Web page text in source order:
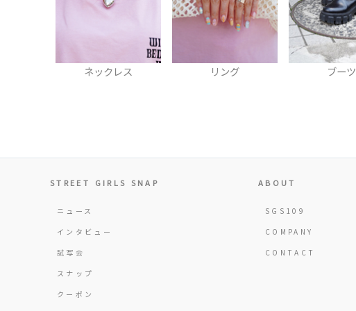
ネックレス リング ブーツ
STREET GIRLS SNAP
ニュース
インタビュー
試写会
スナップ
クーポン
ABOUT
SGS109
COMPANY
CONTACT